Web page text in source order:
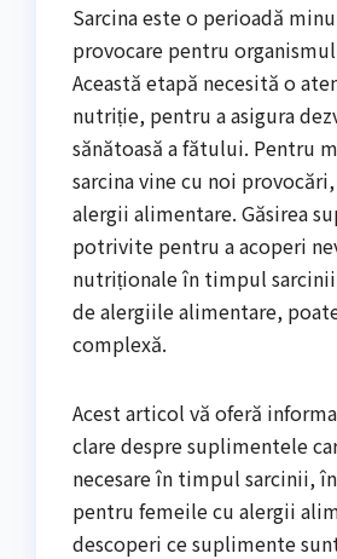
Sarcina este o perioadă
provocare pentru
Această etapă necesită o
nutriție, pentru a asigura
sănătoasă a fătului. Pentru
sarcina vine cu noi
alergii alimentare. Găsirea
potrivite pentru a acoperi
nutriționale în timpul
de alergiile alimentare,
complexă.
Acest articol vă oferă
clare despre suplimentele
necesare în timpul sarcinii,
pentru femeile cu alergii
descoperi ce suplimente